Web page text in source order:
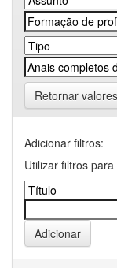
Retornar valores
Adicionar filtros:
Utilizar filtros